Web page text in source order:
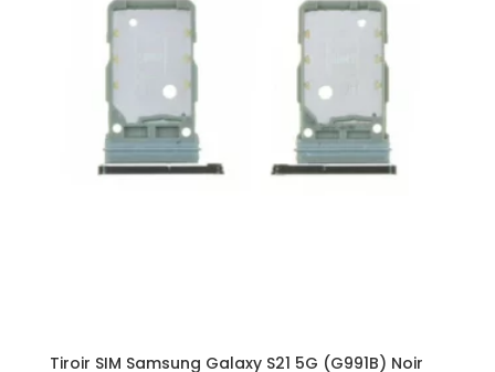
Tiroir SIM Samsung Galaxy S21 5G (G991B) Noir